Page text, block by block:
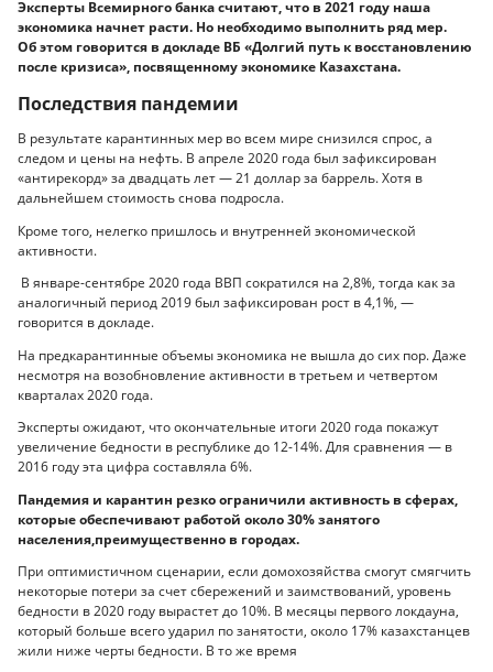
Эксперты Всемирного банка считают, что в 2021 году наша
экономика начнет расти. Но необходимо выполнить ряд мер.
Об этом говорится в докладе ВБ «Долгий путь к восстановлению
после кризиса», посвященному экономике Казахстана.
Последствия пандемии
В результате карантинных мер во всем мире снизился спрос, а
следом и цены на нефть. В апреле 2020 года был зафиксирован
«антирекорд» за двадцать лет — 21 доллар за баррель. Хотя в
дальнейшем стоимость снова подросла.
Кроме того, нелегко пришлось и внутренней экономической
активности.
В январе-сентябре 2020 года ВВП сократился на 2,8%, тогда как за
аналогичный период 2019 был зафиксирован рост в 4,1%, —
говорится в докладе.
На предкарантинные объемы экономика не вышла до сих пор. Даже
несмотря на возобновление активности в третьем и четвертом
кварталах 2020 года.
Эксперты ожидают, что окончательные итоги 2020 года покажут
увеличение бедности в республике до 12-14%. Для сравнения — в
2016 году эта цифра составляла 6%.
Пандемия и карантин резко ограничили активность в сферах,
которые обеспечивают работой около 30% занятого
населения,преимущественно в городах.
При оптимистичном сценарии, если домохозяйства смогут смягчить
некоторые потери за счет сбережений и заимствований, уровень
бедности в 2020 году вырастет до 10%. В месяцы первого локдауна,
который больше всего ударил по занятости, около 17% казахстанцев
жили ниже черты бедности. В то же время